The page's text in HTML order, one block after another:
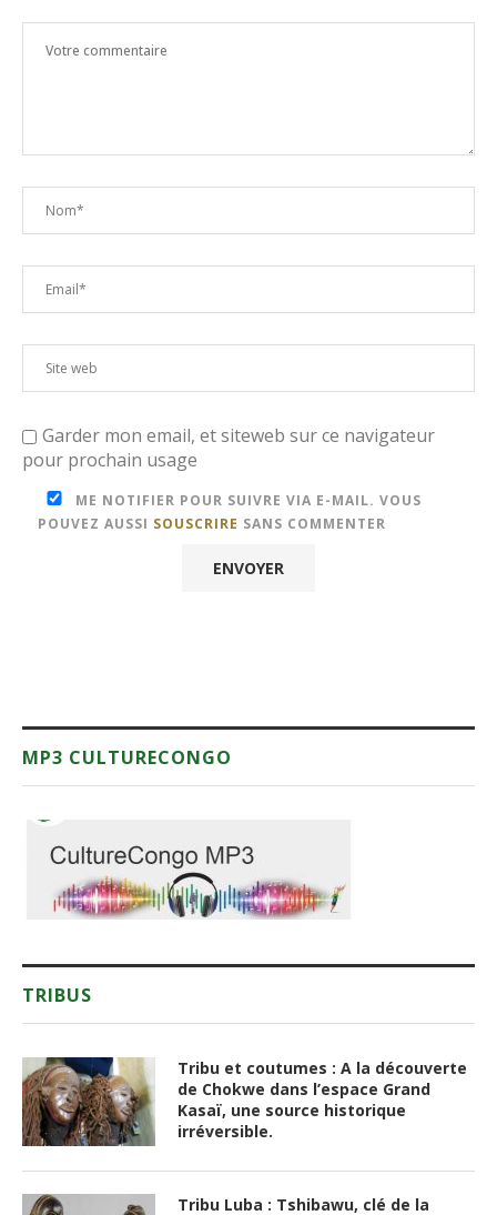
Garder mon email, et siteweb sur ce navigateur
pour prochain usage
MP3 CULTURECONGO
TRIBUS
irréversible.
Brève étude sur les Manianga et
leurs musiques
Les Tshokwe